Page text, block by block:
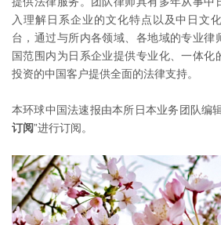
入理解日系企业的文化特点以及中日文
台，通过与所内各领域、各地域的专业律
国范围内为日系企业提供专业化、一体化
投资的中国客户提供全面的法律支持。
本环球中国法速报由本所日本业务团队编
订阅”进行订阅。